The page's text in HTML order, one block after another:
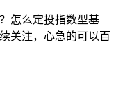
怎么定投指数型基
关注，心急的可以百